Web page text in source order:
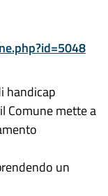
handicap
Comune mette a
un